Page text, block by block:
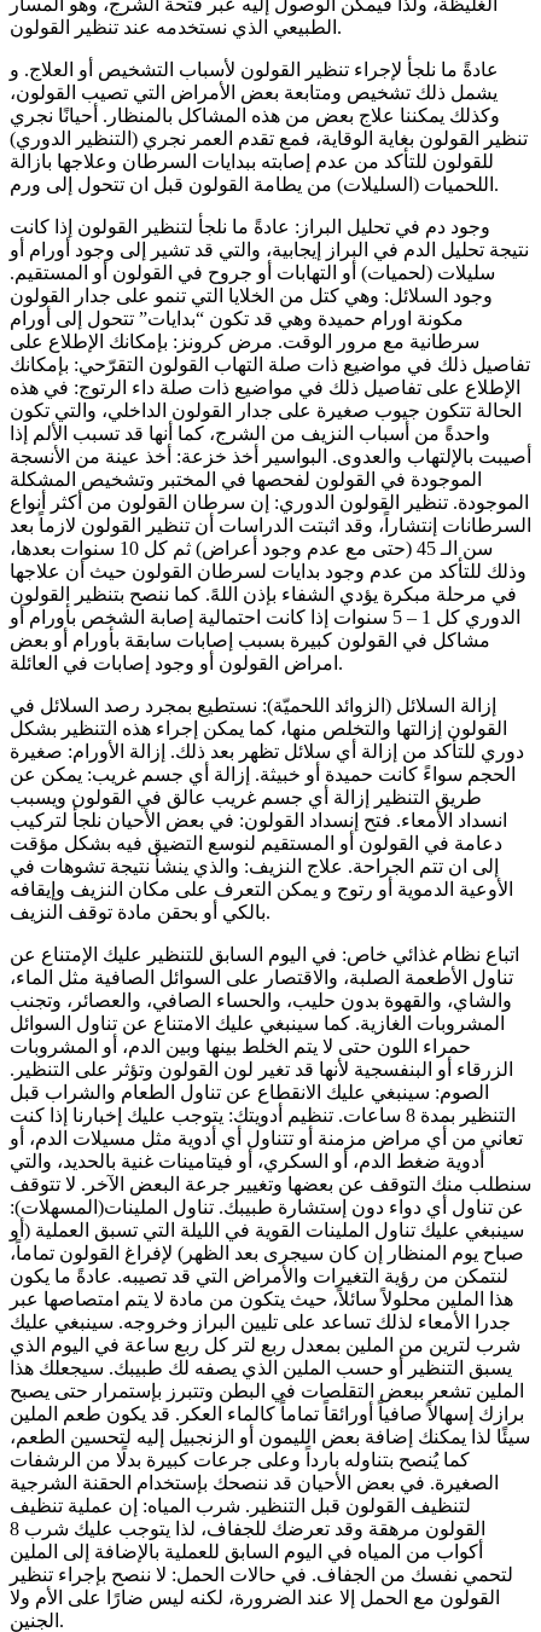
الطبيعي الذي نستخدمه عند تنظير القولون.
عادةً ما نلجأ لإجراء تنظير القولون لأسباب التشخيص أو العلاج. و
يشمل ذلك تشخيص ومتابعة بعض الأمراض التي تصيب القولون،
وكذلك يمكننا علاج بعض من هذه المشاكل بالمنظار. أحيانًا نجري
تنظير القولون بغاية الوقاية، فمع تقدم العمر نجري (التنظير الدوري)
للقولون للتأكد من عدم إصابته ببدايات السرطان وعلاجها بازالة
اللحميات (السليلات) من يطامة القولون قبل ان تتحول إلى ورم.
وجود دم في تحليل البراز: عادةً ما نلجأ لتنظير القولون إذا كانت
نتيجة تحليل الدم في البراز إيجابية، والتي قد تشير إلى وجود أورام أو
سليلات (لحميات) أو التهابات أو جروح في القولون أو المستقيم.
وجود السلائل: وهي كتل من الخلايا التي تنمو على جدار القولون
مكونة اورام حميدة وهي قد تكون “بدايات” تتحول إلى أورام
سرطانية مع مرور الوقت. مرض كرونز: بإمكانك الإطلاع على
تفاصيل ذلك في مواضيع ذات صلة التهاب القولون التقرّحي: بإمكانك
الإطلاع على تفاصيل ذلك في مواضيع ذات صلة داء الرتوج: في هذه
الحالة تتكون جيوب صغيرة على جدار القولون الداخلي، والتي تكون
واحدةً من أسباب النزيف من الشرج، كما أنها قد تسبب الألم إذا
أصيبت بالإلتهاب والعدوى. البواسير أخذ خزعة: أخذ عينة من الأنسجة
الموجودة في القولون لفحصها في المختبر وتشخيص المشكلة
الموجودة. تنظير القولون الدوري: إن سرطان القولون من أكثر أنواع
السرطانات إنتشاراً، وقد اثبتت الدراسات أن تنظير القولون لازماً بعد
سن الـ 45 (حتى مع عدم وجود أعراض) ثم كل 10 سنوات بعدها،
وذلك للتأكد من عدم وجود بدايات لسرطان القولون حيث أن علاجها
في مرحلة مبكرة يؤدي الشفاء بإذن اللهً. كما ننصح بتنظير القولون
الدوري كل 1 – 5 سنوات إذا كانت احتمالية إصابة الشخص بأورام أو
مشاكل في القولون كبيرة بسبب إصابات سابقة بأورام أو بعض
امراض القولون أو وجود إصابات في العائلة.
إزالة السلائل (الزوائد اللحميّة): نستطيع بمجرد رصد السلائل في
القولون إزالتها والتخلص منها، كما يمكن إجراء هذه التنظير بشكل
دوري للتأكد من إزالة أي سلائل تظهر بعد ذلك. إزالة الأورام: صغيرة
الحجم سواءً كانت حميدة أو خبيثة. إزالة أي جسم غريب: يمكن عن
طريق التنظير إزالة أي جسم غريب عالق في القولون ويسبب
انسداد الأمعاء. فتح إنسداد القولون: في بعض الأحيان نلجأ لتركيب
دعامة في القولون أو المستقيم لنوسع التضيق فيه بشكل مؤقت
إلى ان تتم الجراحة. علاج النزيف: والذي ينشأ نتيجة تشوهات في
الأوعية الدموية أو رتوج و يمكن التعرف على مكان النزيف وإيقافه
بالكي أو بحقن مادة توقف النزيف.
اتباع نظام غذائي خاص: في اليوم السابق للتنظير عليك الإمتناع عن
تناول الأطعمة الصلبة، والاقتصار على السوائل الصافية مثل الماء،
والشاي، والقهوة بدون حليب، والحساء الصافي، والعصائر، وتجنب
المشروبات الغازية. كما سينبغي عليك الامتناع عن تناول السوائل
حمراء اللون حتى لا يتم الخلط بينها وبين الدم، أو المشروبات
الزرقاء أو البنفسجية لأنها قد تغير لون القولون وتؤثر على التنظير.
الصوم: سينبغي عليك الانقطاع عن تناول الطعام والشراب قبل
التنظير بمدة 8 ساعات. تنظيم أدويتك: يتوجب عليك إخبارنا إذا كنت
تعاني من أي مراض مزمنة أو تتناول أي أدوية مثل مسيلات الدم، أو
أدوية ضغط الدم، أو السكري، أو فيتامينات غنية بالحديد، والتي
سنطلب منك التوقف عن بعضها وتغيير جرعة البعض الآخر. لا تتوقف
عن تناول أي دواء دون إستشارة طبيبك. تناول الملينات(المسهلات):
سينبغي عليك تناول الملينات القوية في الليلة التي تسبق العملية (أو
صباح يوم المنظار إن كان سيجرى بعد الظهر) لإفراغ القولون تماماً،
لنتمكن من رؤية التغيرات والأمراض التي قد تصيبه. عادةً ما يكون
هذا الملين محلولاً سائلاً، حيث يتكون من مادة لا يتم امتصاصها عبر
جدرا الأمعاء لذلك تساعد على تليين البراز وخروجه. سينبغي عليك
شرب لترين من الملين بمعدل ربع لتر كل ربع ساعة في اليوم الذي
يسبق التنظير أو حسب الملين الذي يصفه لك طبيبك. سيجعلك هذا
الملين تشعر ببعض التقلصات في البطن وتتبرز بإستمرار حتى يصبح
برازك إسهالاً صافياً أورائقاً تماماً كالماء العكر. قد يكون طعم الملين
سيئًا لذا يمكنك إضافة بعض الليمون أو الزنجبيل إليه لتحسين الطعم،
كما يُنصح بتناوله بارداً وعلى جرعات كبيرة بدلًا من الرشفات
الصغيرة. في بعض الأحيان قد ننصحك بإستخدام الحقنة الشرجية
لتنظيف القولون قبل التنظير. شرب المياه: إن عملية تنظيف
القولون مرهقة وقد تعرضك للجفاف، لذا يتوجب عليك شرب 8
أكواب من المياه في اليوم السابق للعملية بالإضافة إلى الملين
لتحمي نفسك من الجفاف. في حالات الحمل: لا ننصح بإجراء تنظير
القولون مع الحمل إلا عند الضرورة، لكنه ليس ضارًا على الأم ولا
الجنين.